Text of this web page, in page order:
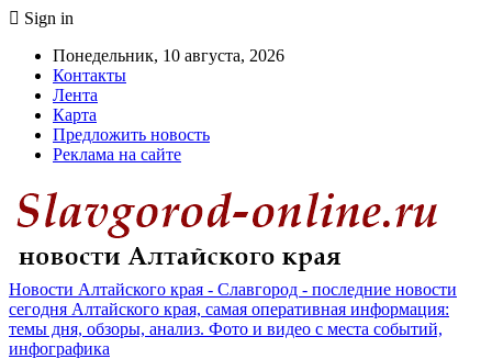
Sign in
Понедельник, 10 августа, 2026
Контакты
Лента
Карта
Предложить новость
Реклама на сайте
Новости Алтайского края - Славгород - последние новости
сегодня Алтайского края, самая оперативная информация:
темы дня, обзоры, анализ. Фото и видео с места событий,
инфографика